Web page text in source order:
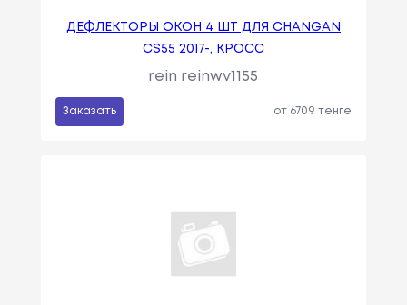
ДЕФЛЕКТОРЫ ОКОН 4 ШТ ДЛЯ CHANGAN
CS55 2017-, КРОСС
rein reinwv1155
Заказать от 6709 тенге